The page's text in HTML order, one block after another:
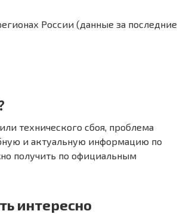
России (данные за последние
технического сбоя, проблема
и актуальную информацию по
получить по официальным
интересно